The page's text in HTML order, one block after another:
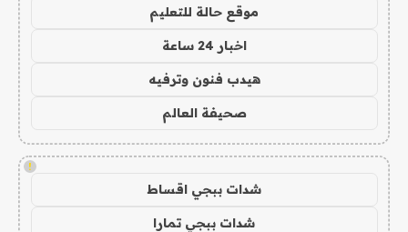
موقع حالة للتعليم
اخبار 24 ساعة
هيدب فنون وترفيه
صحيفة العالم
!
شدات ببجي اقساط
شدات ببجي تمارا